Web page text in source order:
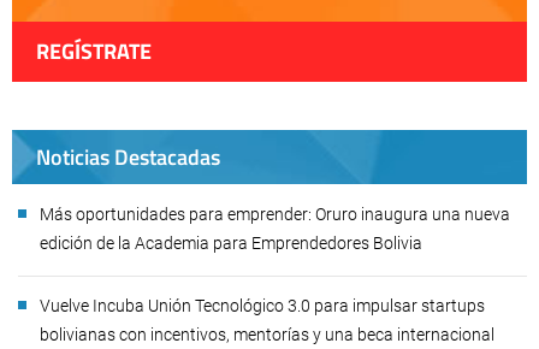
REGÍSTRATE
Noticias Destacadas
Más oportunidades para emprender: Oruro inaugura una nueva
edición de la Academia para Emprendedores Bolivia
Vuelve Incuba Unión Tecnológico 3.0 para impulsar startups
bolivianas con incentivos, mentorías y una beca internacional